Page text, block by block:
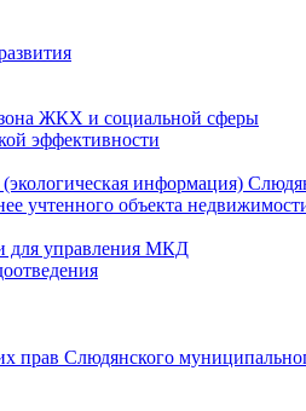
ЖКХ и социальной сферы
эффективности
информация)
учтенного объекта
для управления МКД
прав Слюдянского